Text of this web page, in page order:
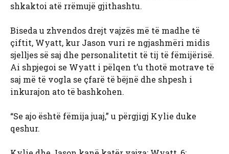
shkaktoi atë rrëmujë gjithashtu.
Biseda u zhvendos drejt vajzës më të madhe të
çiftit, Wyatt, kur Jason vuri re ngjashmëri midis
sjelljes së saj dhe personalitetit të tij të fëmijërisë.
Ai shpjegoi se Wyatt i pëlqen t’u thotë motrave të
saj më të vogla se çfarë të bëjnë dhe shpesh i
inkurajon ato të bashkohen.
“Se ajo është fëmija juaj,” u përgjigj Kylie duke
qeshur.